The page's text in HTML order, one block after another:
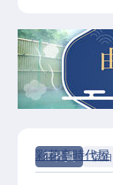
正社員 宿泊
彩花亭時代屋